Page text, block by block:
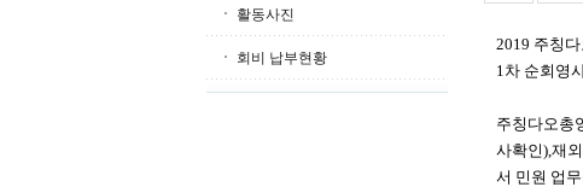
활동사진
회비 납부현황
2019 주칭
1차 순회영
주칭다오총
사확인),재
서 민원 업